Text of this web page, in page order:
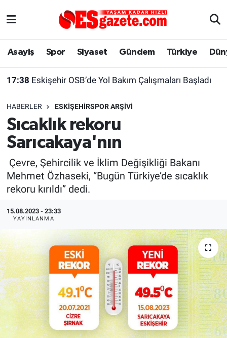
Asayiş Spor Siyaset Gündem Türkiye
17:38 Eskişehir OSB’de Yol Bakım Çalışmaları Başladı
HABERLER ESKIŞEHIRSPOR ARŞIVI
Sıcaklık rekoru
Sarıcakaya'nın
Çevre, Şehircilik ve İklim Değişikliği Bakanı
Mehmet Özhaseki, “Bugün Türkiye’de sıcaklık
rekoru kırıldı” dedi.
15.08.2023 - 23:33
YAYINLANMA
Asayiş
Gündem
Türkiye
Dünya
Sağlık
Alış-Veriş/İş dünyası
Yaşam
Eskişehirspor Arşivi
Eskişehir Arşivi
Röportaj
Ekonomi
Kültür Sanat
Politika
Bilecik
Kütahya
Gezi
Eskişehir Nöbetçi Eczaneler
Süper Lig Puan Durumu ve Fikstür
Tüm Manşetler
Son Dakika Haberleri
Haber Arşivi